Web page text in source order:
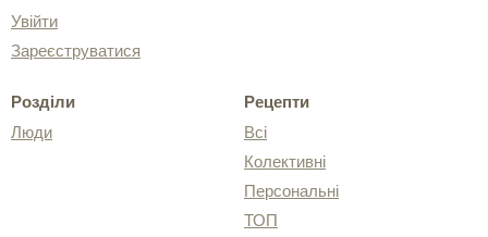
Увійти
Зареєструватися
Розділи
Люди
Рецепти
Всі
Колективні
Персональні
ТОП